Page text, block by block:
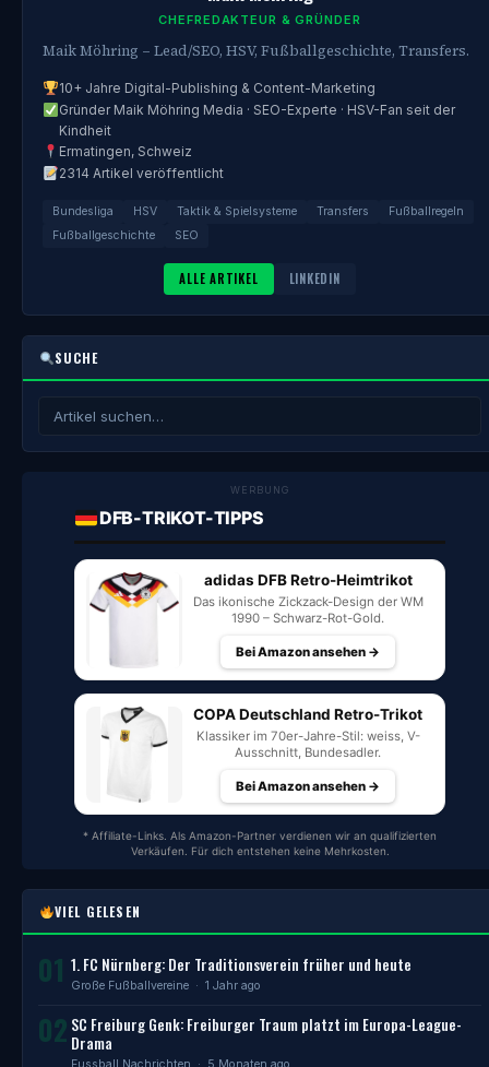
CHEFREDAKTEUR & GRÜNDER
Maik Möhring – Lead/SEO, HSV, Fußballgeschichte, Transfers.
10+ Jahre Digital-Publishing & Content-Marketing
Gründer Maik Möhring Media · SEO-Experte · HSV-Fan seit der
Kindheit
Ermatingen, Schweiz
2314 Artikel veröffentlicht
Bundesliga HSV Taktik & Spielsysteme Transfers
Fußballregeln
Fußballgeschichte
SEO
ALLE ARTIKEL LINKEDIN
SUCHE
WERBUNG
DFB-TRIKOT-TIPPS
adidas DFB Retro-Heimtrikot
Das ikonische Zickzack-Design der WM
1990 – Schwarz-Rot-Gold.
Bei Amazon ansehen →
COPA Deutschland Retro-Trikot
Klassiker im 70er-Jahre-Stil: weiss, V-
Ausschnitt, Bundesadler.
Bei Amazon ansehen →
* Affiliate-Links. Als Amazon-Partner verdienen wir an qualifizierten
Verkäufen. Für dich entstehen keine Mehrkosten.
VIEL GELESEN
01 1. FC Nürnberg: Der Traditionsverein früher und heute
Große Fußballvereine · 1 Jahr ago
02 SC Freiburg Genk: Freiburger Traum platzt im Europa-League-
Drama